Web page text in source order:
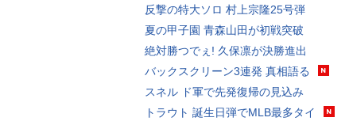
反撃の特大ソロ 村上宗隆25号弾
夏の甲子園 青森山田が初戦突破
絶対勝つでぇ! 久保凛が決勝進出
バックスクリーン3連発 真相語る
スネル ド軍で先発復帰の見込み
トラウト 誕生日弾でMLB最多タイ